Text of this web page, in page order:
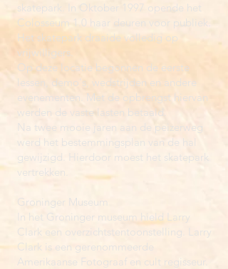
skatepark. In Oktober 1997 opende het
Colosseum 1.0 haar deuren voor publiek.
Het skatepark draaide volledig op
vrijwilligers.
Op deze locatie begonnen de eerste
lessen, demo's, wedstrijden en andere
evenementen. Met de opbrengst hiervan
werden de vaste lasten betaald.
Na twee mooie jaren aan de peizerweg
werd het bestemmingsplan van de hal
gewijzigd. Hierdoor moest het skatepark
vertrekken.
Groninger Museum
In het Groninger museum hield Larry
Clark een overzichtstentoonstelling. Larry
Clark is een gerenommeerde
Amerikaanse Fotograaf en cult regisseur.